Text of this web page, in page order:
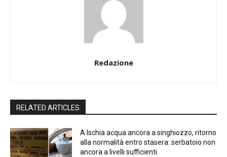
Redazione
RELATED ARTICLES
A Ischia acqua ancora a singhiozzo, ritorno
alla normalità entro stasera: serbatoio non
ancora a livelli sufficienti